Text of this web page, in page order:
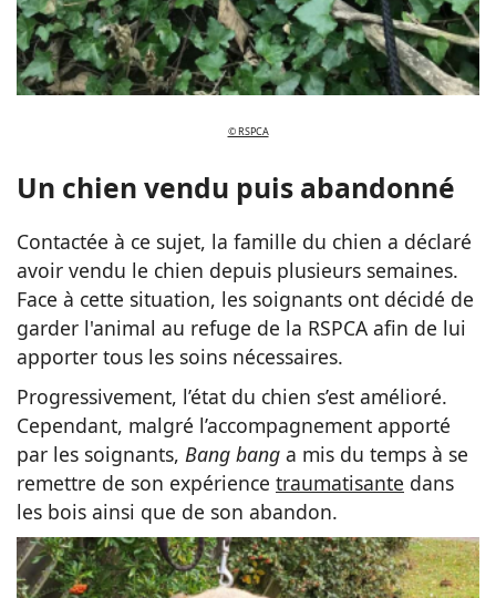
© RSPCA
Un chien vendu puis abandonné
Contactée à ce sujet, la famille du chien a déclaré
avoir vendu le chien depuis plusieurs semaines.
Face à cette situation, les soignants ont décidé de
garder l'animal au refuge de la RSPCA afin de lui
apporter tous les soins nécessaires.
Progressivement, l’état du chien s’est amélioré.
Cependant, malgré l’accompagnement apporté
par les soignants, Bang bang a mis du temps à se
remettre de son expérience traumatisante dans
les bois ainsi que de son abandon.